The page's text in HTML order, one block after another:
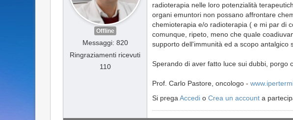
Offline
Messaggi: 820
Ringraziamenti ricevuti
110
radioterapia nelle loro potenzialità
organi emuntori non possano affrontare
chemioterapia e/o radioterapia ( e mi par di
comunque, ripeto, meno che quale
supporto dell'immunità ed a scopo antalgico
Sperando di aver fatto luce sui dubbi, porgo
Prof. Carlo Pastore, oncologo -
Si prega Accedi o Crea un account a